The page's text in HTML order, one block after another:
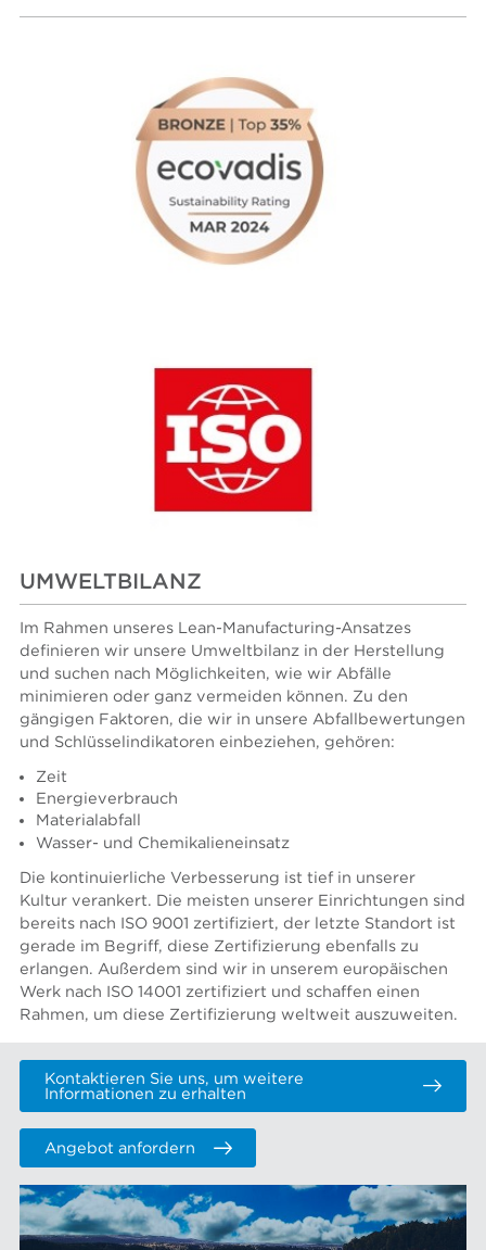
UMWELTBILANZ
Im Rahmen unseres Lean-Manufacturing-Ansatzes
definieren wir unsere Umweltbilanz in der Herstellung
und suchen nach Möglichkeiten, wie wir Abfälle
minimieren oder ganz vermeiden können. Zu den
gängigen Faktoren, die wir in unsere Abfallbewertungen
und Schlüsselindikatoren einbeziehen, gehören:
Zeit
Energieverbrauch
Materialabfall
Wasser- und Chemikalieneinsatz
Die kontinuierliche Verbesserung ist tief in unserer
Kultur verankert. Die meisten unserer Einrichtungen sind
bereits nach ISO 9001 zertifiziert, der letzte Standort ist
gerade im Begriff, diese Zertifizierung ebenfalls zu
erlangen. Außerdem sind wir in unserem europäischen
Werk nach ISO 14001 zertifiziert und schaffen einen
Rahmen, um diese Zertifizierung weltweit auszuweiten.
Kontaktieren Sie uns, um weitere
Informationen zu erhalten
Angebot anfordern